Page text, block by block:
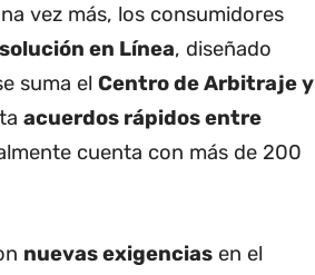
vez más, los consumidores
en Línea, diseñado
suma el Centro de Arbitraje y
acuerdos rápidos entre
cuenta con más de 200
nuevas exigencias en el